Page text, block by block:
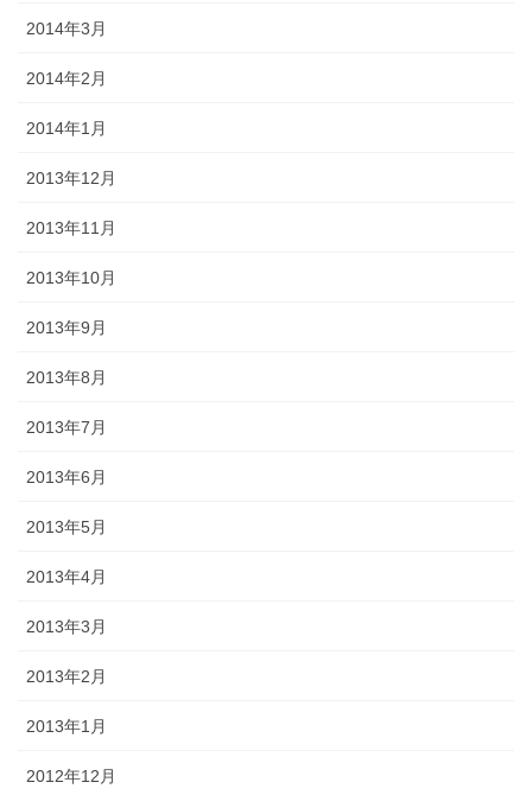
2014年3月
2014年2月
2014年1月
2013年12月
2013年11月
2013年10月
2013年9月
2013年8月
2013年7月
2013年6月
2013年5月
2013年4月
2013年3月
2013年2月
2013年1月
2012年12月